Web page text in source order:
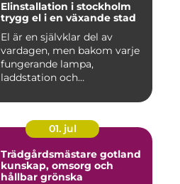
Elinstallation i stockholm
trygg el i en växande stad
El är en självklar del av
vardagen, men bakom varje
fungerande lampa,
laddstation och
01. jul
Trädgårdsmästare gotland
kunskap, omsorg och
hållbar grönska